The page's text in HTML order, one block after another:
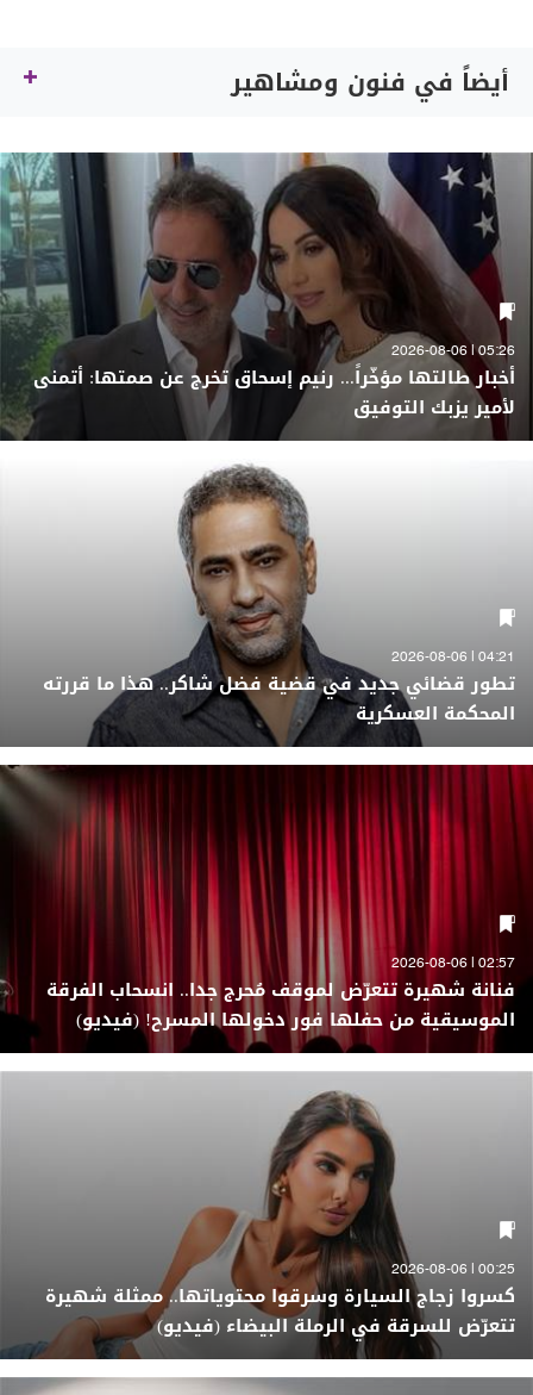
أيضاً في فنون ومشاهير
05:26 | 2026-08-06
أخبار طالتها مؤخّراً... رنيم إسحاق تخرج عن صمتها: أتمنى
لأمير يزبك التوفيق
04:21 | 2026-08-06
تطور قضائي جديد في قضية فضل شاكر.. هذا ما قررته
المحكمة العسكرية
02:57 | 2026-08-06
فنانة شهيرة تتعرّض لموقف مُحرج جدا.. انسحاب الفرقة
الموسيقية من حفلها فور دخولها المسرح! (فيديو)
00:25 | 2026-08-06
كسروا زجاج السيارة وسرقوا محتوياتها.. ممثلة شهيرة
تتعرّض للسرقة في الرملة البيضاء (فيديو)